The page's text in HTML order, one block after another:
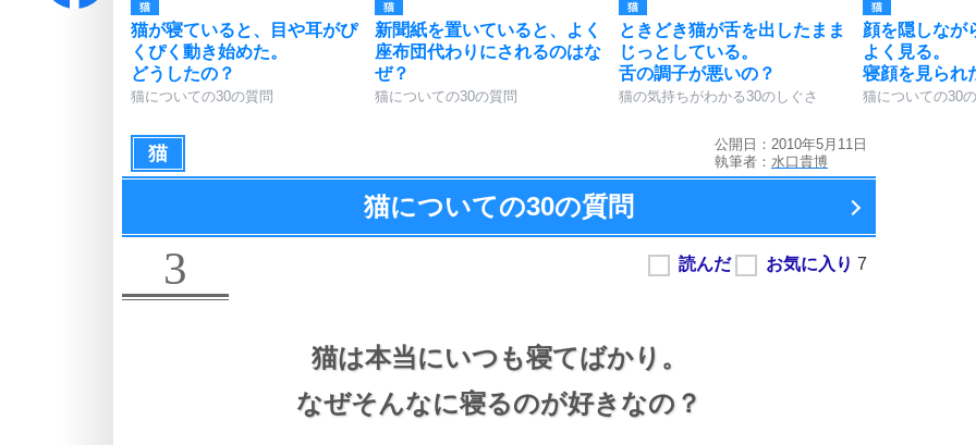
猫
猫が寝ていると、目や耳がぴ
くぴく動き始めた。
どうしたの？
猫についての30の質問
猫
新聞紙を置いていると、よく
座布団代わりにされるのはな
ぜ？
猫についての30の質問
猫
ときどき猫が舌を出したまま
じっとしている。
舌の調子が悪いの？
猫の気持ちがわかる30のしぐさ
猫
顔を隠しなが
よく見る。
寝顔を見られ
猫についての30
猫
公開日：2010年5月11日
執筆者： 水口貴博
猫についての30の質問
3
猫は本当にいつも寝てばかり。
なぜそんなに寝るのが好きなの？